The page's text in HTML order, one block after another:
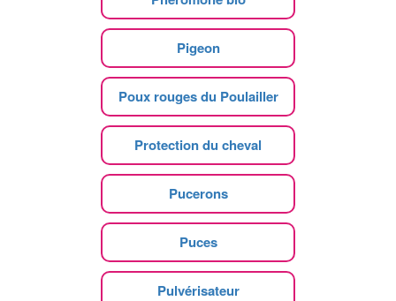
Pigeon
Poux rouges du Poulailler
Protection du cheval
Pucerons
Puces
Pulvérisateur